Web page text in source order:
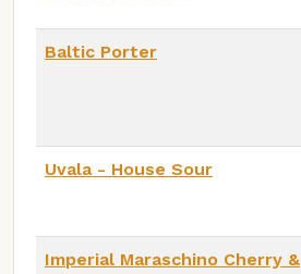
Baltic Porter
Uvala - House Sour
Imperial Maraschino Cherry &